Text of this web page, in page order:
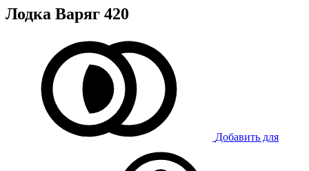
Лодка Варяг 420
Добавить для